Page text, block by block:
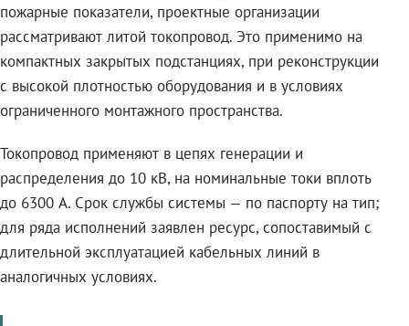
пожарные показатели, проектные организации
рассматривают литой токопровод. Это применимо на
компактных закрытых подстанциях, при реконструкции
с высокой плотностью оборудования и в условиях
ограниченного монтажного пространства.
Токопровод применяют в цепях генерации и
распределения до 10 кВ, на номинальные токи вплоть
до 6300 А. Срок службы системы — по паспорту на тип;
для ряда исполнений заявлен ресурс, сопоставимый с
длительной эксплуатацией кабельных линий в
аналогичных условиях.